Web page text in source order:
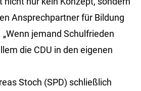
Ansprechpartner für Bildung
„Wenn jemand Schulfrieden
die CDU in den eigenen
Stoch (SPD) schließlich